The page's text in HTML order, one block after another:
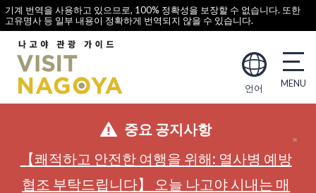
기계 번역을 사용하고 있으므로, 100% 정확성을 보장할 수 없습니다. 또한
고유명사 등 일부 내용이 정확하게 번역되지 않을 수 있습니다.
언어
중요 공지사항
【쾌적하고 안전한 여행을 위해: 열사병 예방
협조 부탁드립니다】 오늘 나고야 시내는 매